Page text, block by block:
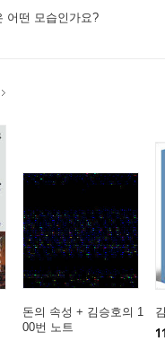
어떤 모습인가요?
돈의 속성 + 김승호의 1
00번 노트